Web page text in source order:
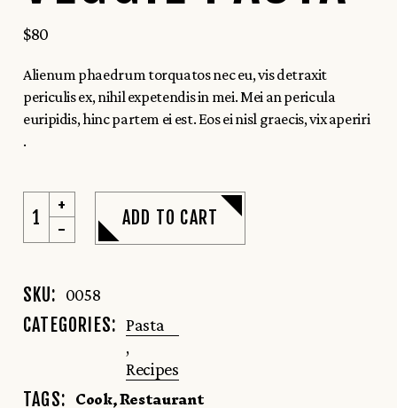
$80
Alienum phaedrum torquatos nec eu, vis detraxit
periculis ex, nihil expetendis in mei. Mei an pericula
euripidis, hinc partem ei est. Eos ei nisl graecis, vix aperiri
.
ADD TO CART
SKU: 0058
CATEGORIES: Pasta
,
Recipes
TAGS: Cook,Restaurant